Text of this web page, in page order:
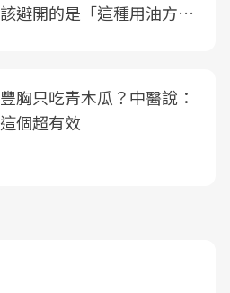
該避開的是「這種用油方
豐胸只吃青木瓜？中醫說：
這個超有效